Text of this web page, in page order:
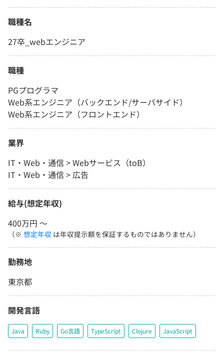
職種名
27卒_webエンジニア
職種
PGプログラマ
Web系エンジニア（バックエンド/サーバサイド）
Web系エンジニア（フロントエンド）
業界
IT・Web・通信 > Webサービス（toB）
IT・Web・通信 > 広告
給与(想定年収)
400万円 〜
（※ 想定年収 は年収提示額を保証するものではありません）
勤務地
東京都
開発言語
Java Ruby Go言語 TypeScript Clojure JavaScript